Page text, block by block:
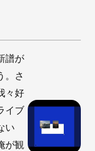
譜が
。さ
々好
イブ
い
が観